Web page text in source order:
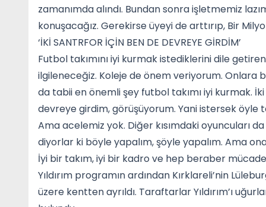
zamanımda alındı. Bundan sonra işletmemiz
konuşacağız. Gerekirse üyeyi de arttırıp, Bir
‘İKİ SANTRFOR İÇİN BEN DE DEVREYE GİRDİM’
Futbol takımını iyi kurmak istediklerini dile
ilgileneceğiz. Koleje de önem veriyorum. Onlara
da tabii en önemli şey futbol takımı iyi kurmak.
devreye girdim, görüşüyorum. Yani istersek
Ama acelemiz yok. Diğer kısımdaki oyuncuları
diyorlar ki böyle yapalım, şöyle yapalım. Ama
İyi bir takım, iyi bir kadro ve hep beraber
Yıldırım programın ardından Kırklareli’nin
üzere kentten ayrıldı. Taraftarlar Yıldırım’ı